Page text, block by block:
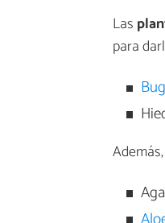
Las
para